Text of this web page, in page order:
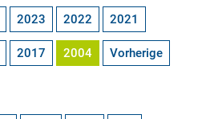
2023 2022 2021
2017 2004 Vorherige